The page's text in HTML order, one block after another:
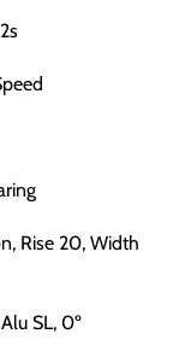
Rise 20, Width
SL, 0º